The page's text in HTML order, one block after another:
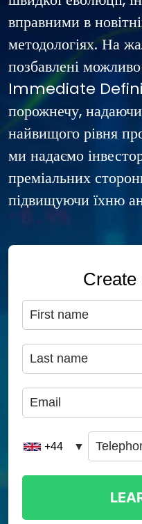
вправними в
методологіях. На
позбавлені
Immediate
порожнечу,
найвищого рівня
ми надаємо
преміальних
підвищуючи їхню